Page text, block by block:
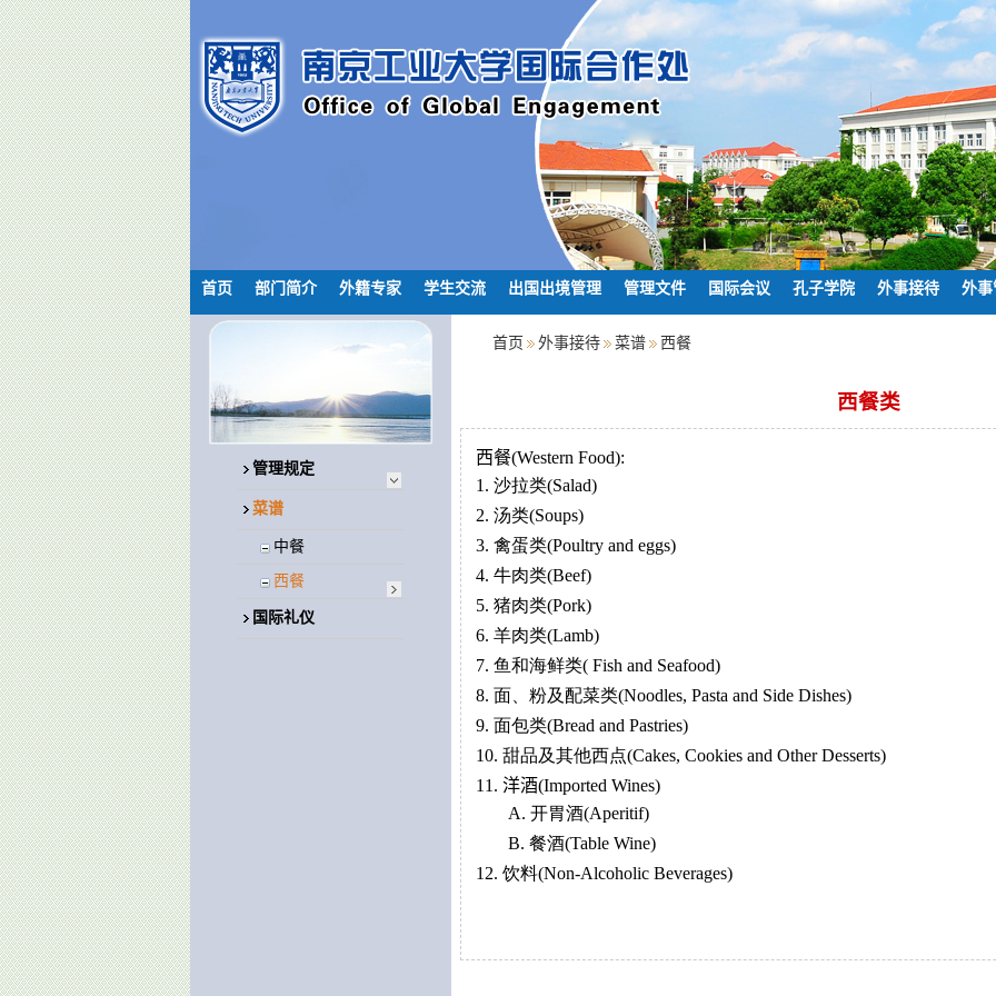
首页 部门简介 外籍专家 学生交流 出国出境管理 管理文件 国际会议 孔子学院 外事接待 外事
管理规定
菜谱
中餐
西餐
国际礼仪
首页 外事接待 菜谱 西餐
西餐类
西餐(Western Food):
1. 沙拉类(Salad)
2. 汤类(Soups)
3. 禽蛋类(Poultry and eggs)
4. 牛肉类(Beef)
5. 猪肉类(Pork)
6. 羊肉类(Lamb)
7. 鱼和海鲜类( Fish and Seafood)
8. 面、粉及配菜类(Noodles, Pasta and Side Dishes)
9. 面包类(Bread and Pastries)
10. 甜品及其他西点(Cakes, Cookies and Other Desserts)
11. 洋酒(Imported Wines)
A. 开胃酒(Aperitif)
B. 餐酒(Table Wine)
12. 饮料(Non-Alcoholic Beverages)